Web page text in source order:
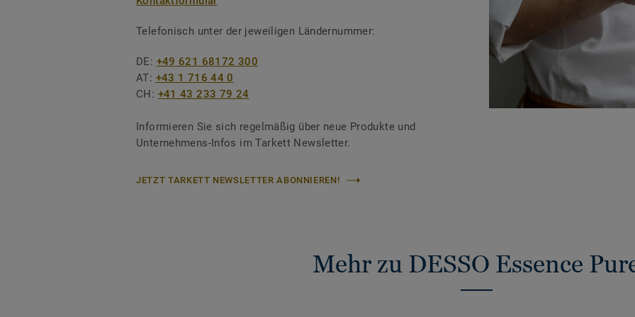
Telefonisch unter der jeweiligen Ländernummer:
DE: +49 621 68172 300
AT: +43 1 716 44 0
CH: +41 43 233 79 24
Informieren Sie sich regelmäßig über neue Produkte und
Unternehmens-Infos im Tarkett Newsletter.
JETZT TARKETT NEWSLETTER ABONNIEREN!
Mehr zu DESSO Essence